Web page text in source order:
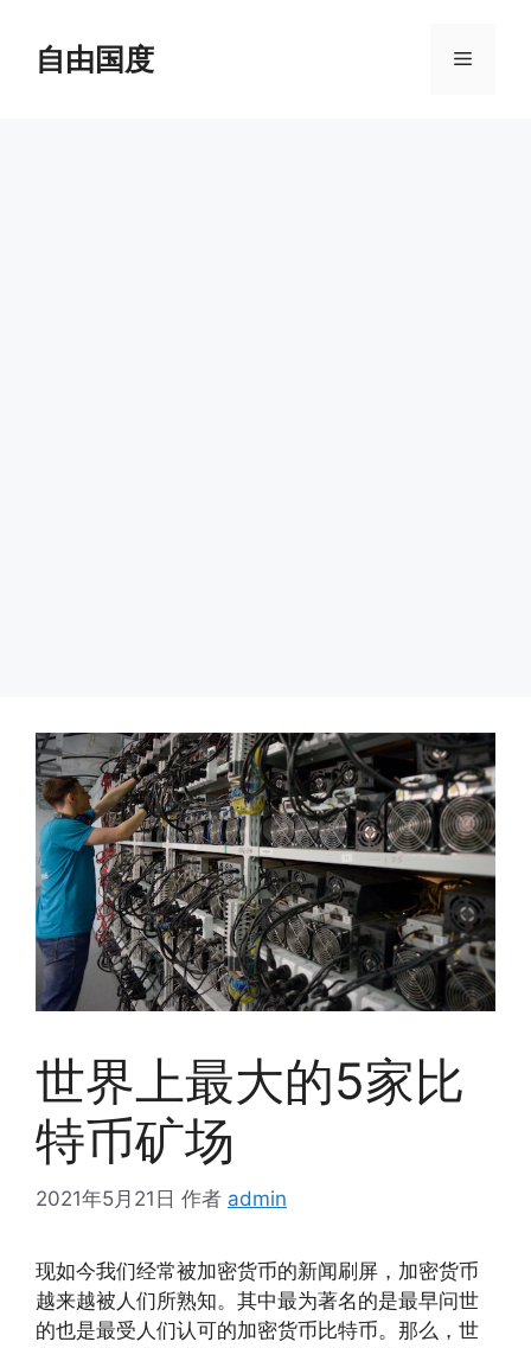
自由国度 菜
世界上最大的5家比
特币矿场
2021年5月21日 作者 admin
现如今我们经常被加密货币的新闻刷屏，加密货币
越来越被人们所熟知。其中最为著名的是最早问世
的也是最受人们认可的加密货币比特币。那么，世